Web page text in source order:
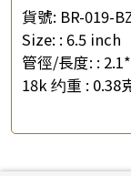
貨號: BR-019-
Size: : 6.5 inch
管徑/長度: :
18k 约重 : 0.38